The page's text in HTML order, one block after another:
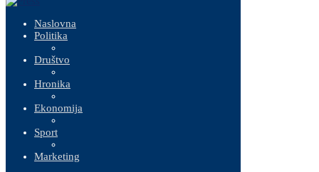
Naslovna
Politika
Društvo
Hronika
Ekonomija
Sport
Marketing